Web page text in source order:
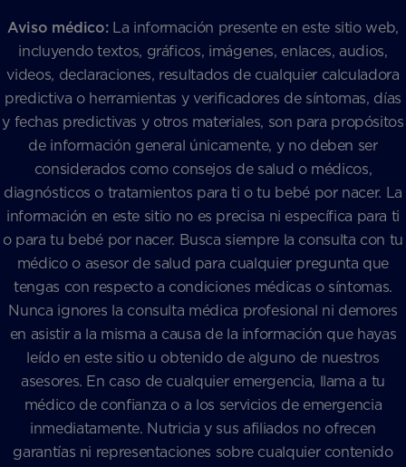
Aviso médico:La información presente en este sitio web,
incluyendo textos, gráficos, imágenes, enlaces, audios,
videos, declaraciones, resultados de cualquier calculadora
predictiva o herramientas y verificadores de síntomas, días
y fechas predictivas y otros materiales, son para propósitos
de información general únicamente, y no deben ser
considerados como consejos de salud o médicos,
diagnósticos o tratamientos para ti o tu bebé por nacer. La
información en este sitio no es precisa ni específica para ti
o para tu bebé por nacer. Busca siempre la consulta con tu
médico o asesor de salud para cualquier pregunta que
tengas con respecto a condiciones médicas o síntomas.
Nunca ignores la consulta médica profesional ni demores
en asistir a la misma a causa de la información que hayas
leído en este sitio u obtenido de alguno de nuestros
asesores. En caso de cualquier emergencia, llama a tu
médico de confianza o a los servicios de emergencia
inmediatamente. Nutricia y sus afiliados no ofrecen
garantías ni representaciones sobre cualquier contenido